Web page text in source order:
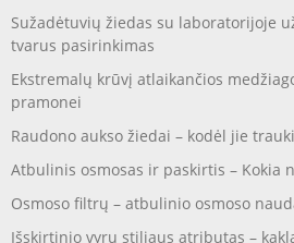
Sužadėtuvių žiedas su laboratorijoje
tvarus pasirinkimas
Ekstremalų krūvį atlaikančios
pramonei
Raudono aukso žiedai – kodėl jie
Atbulinis osmosas ir paskirtis – Kokia
Osmoso filtrų – atbulinio osmoso
Išskirtinio vyrų stiliaus atributas –